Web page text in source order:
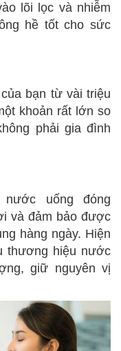
lõi lọc và nhiễm
hề tốt cho sức
bạn từ vài triệu
khoản rất lớn so
phải gia đình
uống đóng
và đảm bảo được
hàng ngày. Hiện
thương hiệu nước
giữ nguyên vị